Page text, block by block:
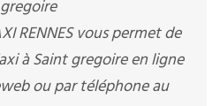
RENNES vous permet de
à Saint gregoire en ligne
ou par téléphone au